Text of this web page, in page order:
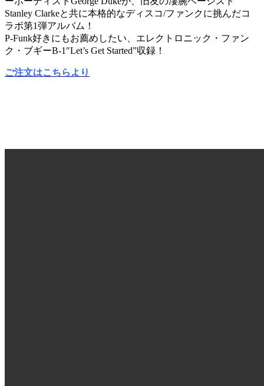
Stanley Clarkeと共に本格的なディスコ/ファンクに挑んだコ
ラボ第1弾アルバム！
P-Funk好きにもお薦めしたい、エレクトロニック・ファン
ク・ブギーB-1″Let’s Get Started”収録！
ご注文はこちらより